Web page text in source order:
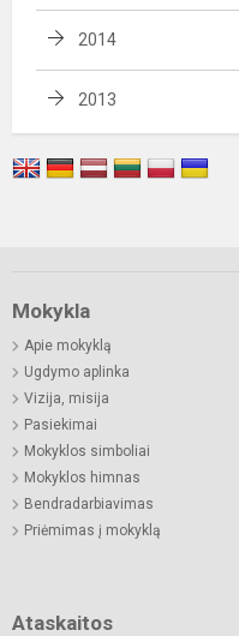
2014
2013
Mokykla
Apie mokyklą
Ugdymo aplinka
Vizija, misija
Pasiekimai
Mokyklos simboliai
Mokyklos himnas
Bendradarbiavimas
Priėmimas į mokyklą
Ataskaitos